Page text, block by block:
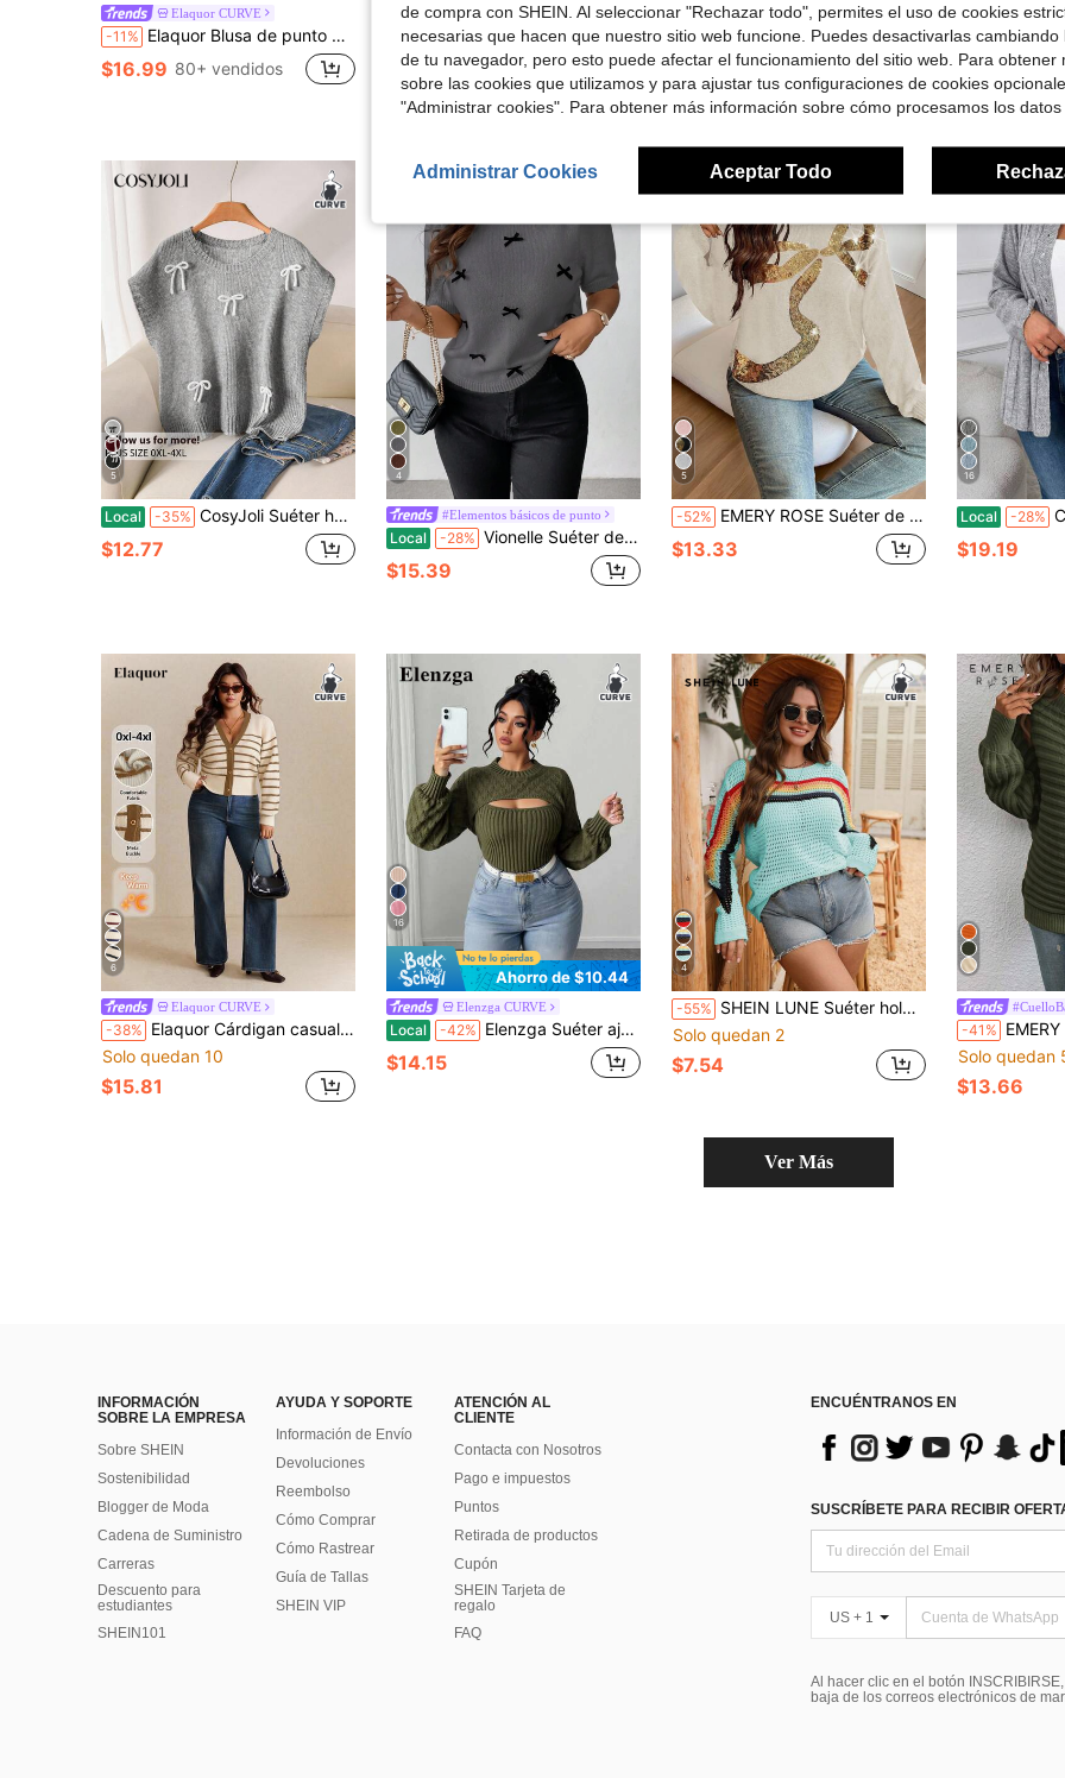
Elaquor CURVE
-11% Elaquor Blusa de punto de manga corta con bloques de color y rayas, talla grande, primavera/verano
$16.99 80+ vendidos
-50% GlowEve CURVE Suéter de punto asimétrico con cruce en la parte delantera, de cuello redondo y manga larga, en patchwork negro y blanco, para invierno, talla grande
$12.43
-54% SHEIN LUNE Suéter de mujer talla grande con estampado floral vintage, jersey holgado y casual de cuello redondo, adecuado para Halloween, Año Nuevo, San Valentín, Acción de Gracias, Navidad, Pascua, Día Nacional, Fiesta de Nochebuena, Decoración navideña de otoño e invierno
$11.33 -30% Elaquor Blusa de punto de
#6 Más
$12.87
con cupón
5
Local -35% CosyJoli Suéter holgado de punto con cuello redondo, mangas de murciélago y decoración de lazo 3D para tallas grandes
$12.77
4
#Elementos básicos de punto
Local -28% Vionelle Suéter de punto con cuello redondo, decoración de lazo 3D, casual y minimalista, talla grande
$15.39
5
-52% EMERY ROSE Suéter de manga larga con cuello redondo, lazo y adornos de lentejuelas para mujer de talla grande, para otoño/invierno
$13.33
16
Local -28%
$19.19
6
Elaquor CURVE
-38% Elaquor Cárdigan casual de manga larga con cuello en V a rayas para mujer de talla grande en otoño/invierno
Solo quedan 10
$15.81
16
Ahorro de $10.44
Elenzga CURVE
Local -42% Elenzga Suéter ajustado de manga farol con diseño calado de moda sexy y casual para mujer de talla grande
$14.15
4
-55% SHEIN LUNE Suéter holgado de punto calado y colorido, tipo capa bohemia, de manga larga, adecuado para salidas, protección solar, primavera-otoño, ropa de club, fiestas, cumpleaños, otoño-invierno
Solo quedan 2
$7.54
-41% EMERY ROSE Suéter
Solo quedan
$13.66
Ver Más
INFORMACIÓN
SOBRE LA EMPRESA
Sobre SHEIN
Sostenibilidad
Blogger de Moda
Cadena de Suministro
Carreras
Descuento para
estudiantes
SHEIN101
AYUDA Y SOPORTE
Información de Envío
Devoluciones
Reembolso
Cómo Comprar
Cómo Rastrear
Guía de Tallas
SHEIN VIP
ATENCIÓN AL
CLIENTE
Contacta con Nosotros
Pago e impuestos
Puntos
Retirada de productos
Cupón
SHEIN Tarjeta de
regalo
FAQ
ENCUÉNTRANOS EN
SUSCRÍBETE PARA RECIBIR
US + 1
Al hacer clic en el botón
baja de los correos electrónicos de
de compra con SHEIN. Al seleccionar "Rechazar todo", permites el uso de cookies
necesarias que hacen que nuestro sitio web funcione. Puedes desactivarlas cambiando
de tu navegador, pero esto puede afectar el funcionamiento del sitio web. Para obtener
sobre las cookies que utilizamos y para ajustar tus configuraciones de cookies
"Administrar cookies". Para obtener más información sobre cómo procesamos los datos
Administrar Cookies Aceptar Todo